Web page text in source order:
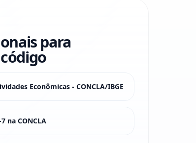
para
Econômicas - CONCLA/IBGE
na CONCLA